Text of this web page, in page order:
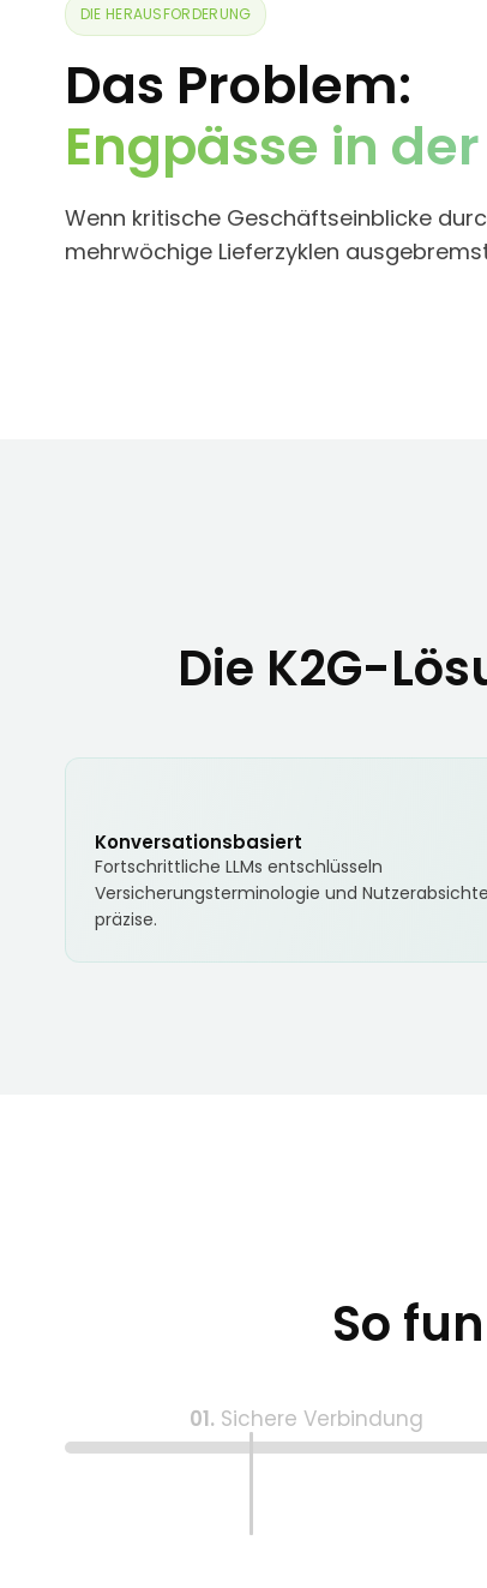
DIE HERAUSFORDERUNG
Das Problem:
Engpässe in
Wenn kritische Geschäftseinblicke
mehrwöchige Lieferzyklen
Die K2G-
Konversationsbasiert
Fortschrittliche LLMs entschlüsseln
Versicherungsterminologie und
präzise.
So
01. Sichere Verbindung